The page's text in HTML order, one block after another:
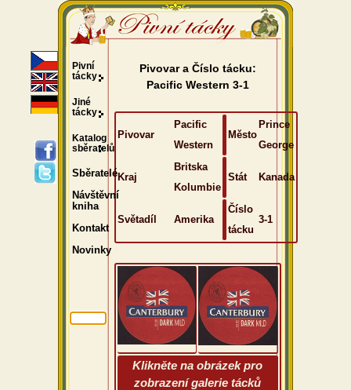
Pivovar a Číslo tácku:
Pacific Western 3-1
Pivovar
Pacific
Western
Město
Prince
George
Kraj
Britska
Kolumbie
Stát Kanada
Světadíl Amerika
Číslo
tácku
3-1
Klikněte na obrázek pro
zobrazení galerie tácků
Pivní
tácky
Jiné
tácky
Katalog
sběratelů
Sběratelé
Návštěvní
kniha
Kontakt
Novinky